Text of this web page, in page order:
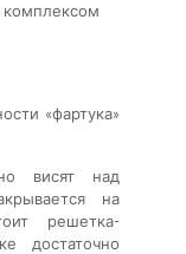
комплексом
«фартука»
висят над
на
решетка-
достаточно